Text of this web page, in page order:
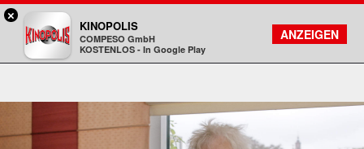
Kinopolis
FILMSUCHE
KONTO
×
KINOPOLIS
COMPESO GmbH
KOSTENLOS - In Google Play
ANZEIGEN